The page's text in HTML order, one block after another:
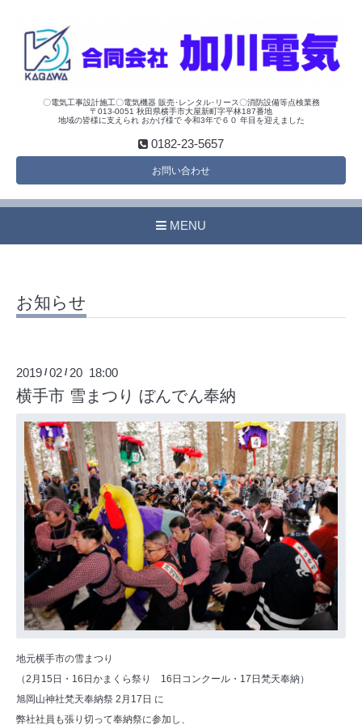
〇電気工事設計施工〇電気機器 販売･レンタル･リース〇消防設備等点検業務
〒013-0051 秋田県横手市大屋新町字平林187番地
地域の皆様に支えられ おかげ様で 令和3年で６０ 年目を迎えました
0182-23-5657
お問い合わせ
MENU
お知らせ
2019 /02 / 20 18:00
横手市 雪まつり ぼんでん奉納
地元横手市の雪まつり
（2月15日・16日かまくら祭り 16日コンクール・17日梵天奉納）
旭岡山神社梵天奉納祭 2月17日 に
弊社社員も張り切って奉納祭に参加し、